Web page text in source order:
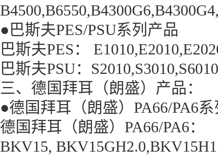
●巴斯夫PES/PSU系列产品
巴斯夫PES：
巴斯夫PSU：
三、德国拜耳（朗盛）产品：
●德国拜耳（朗盛）PA66/PA6
德国拜耳（朗盛）PA66/PA6：
BKV15,